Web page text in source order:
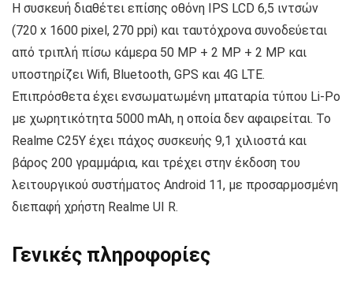
Η συσκευή διαθέτει επίσης οθόνη IPS LCD 6,5 ιντσών
(720 x 1600 pixel, 270 ppi) και ταυτόχρονα συνοδεύεται
από τριπλή πίσω κάμερα 50 MP + 2 MP + 2 MP και
υποστηρίζει Wifi, Bluetooth, GPS και 4G LTE.
Επιπρόσθετα έχει ενσωματωμένη μπαταρία τύπου Li-Po
με χωρητικότητα 5000 mAh, η οποία δεν αφαιρείται. Το
Realme C25Y έχει πάχος συσκευής 9,1 χιλιοστά και
βάρος 200 γραμμάρια, και τρέχει στην έκδοση του
λειτουργικού συστήματος Android 11, με προσαρμοσμένη
διεπαφή χρήστη Realme UI R.
Γενικές πληροφορίες